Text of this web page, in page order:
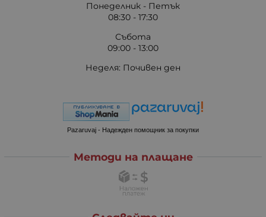
Понеделник - Петък
08:30 - 17:30
Събота
09:00 - 13:00
Неделя: Почивен ден
Pazaruvaj - Надежден помощник за покупки
Методи на плащане